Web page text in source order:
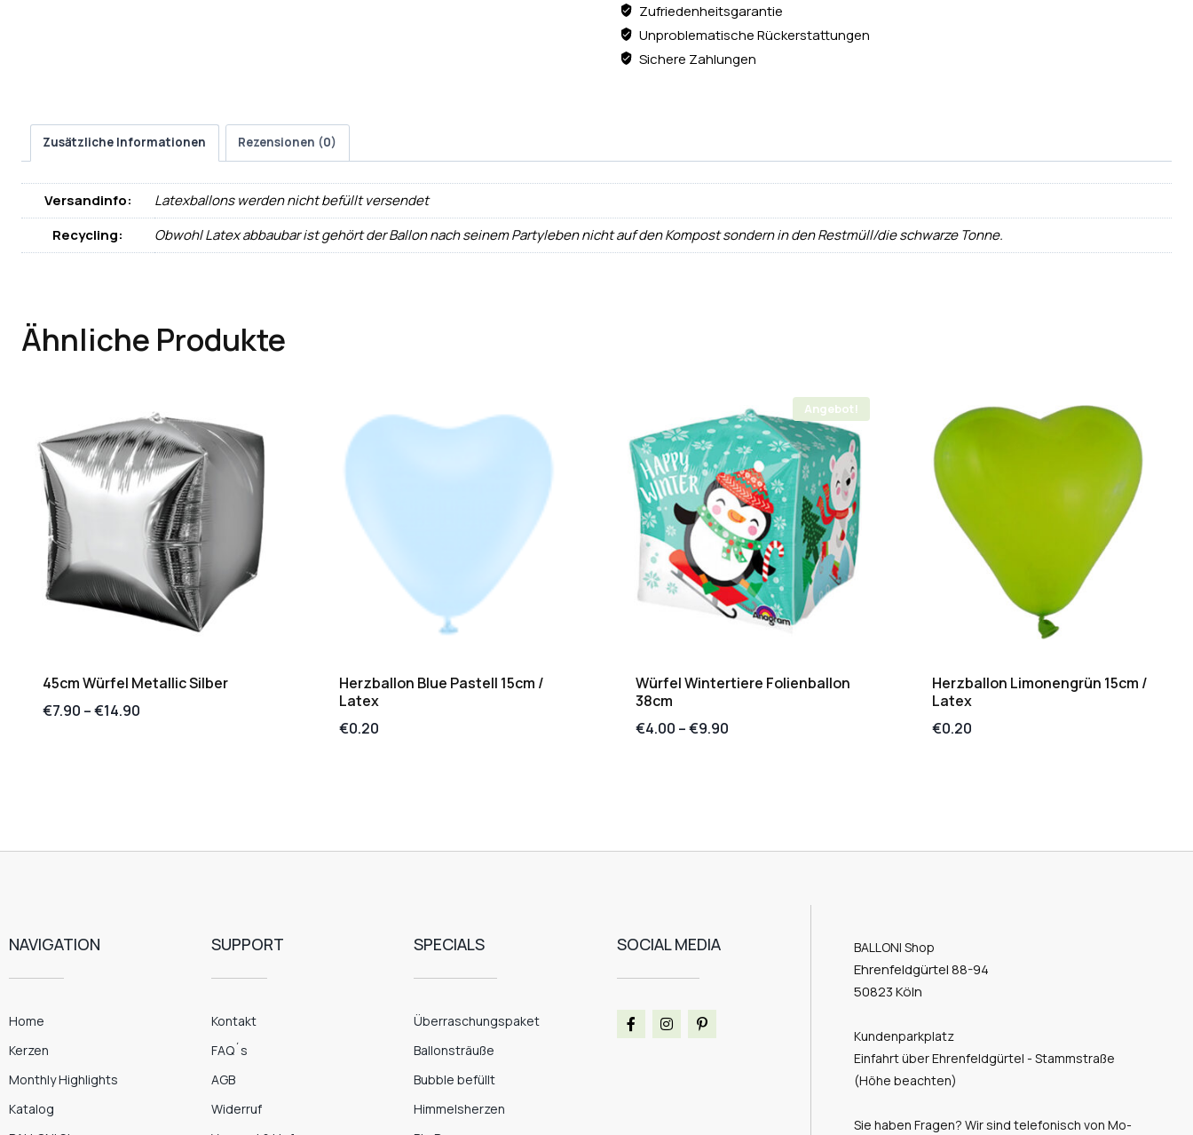
Zufriedenheitsgarantie
Unproblematische Rückerstattungen
Sichere Zahlungen
Zusätzliche Informationen Rezensionen (0)
Versandinfo:
Latexballons werden nicht befüllt versendet
Recycling:
Obwohl Latex abbaubar ist gehört der Ballon nach seinem Partyleben nicht auf den Kompost sondern in den Restmüll/die schwarze Tonne.
Ähnliche Produkte
45cm Würfel Metallic Silber
€7.90 –€14.90
Herzballon Blue Pastell 15cm /
Latex
€0.20
Angebot!
Würfel Wintertiere Folienballon
38cm
€4.00 –€9.90
Herzballon Limonengrün 15cm /
Latex
€0.20
NAVIGATION
Home
Kerzen
Monthly Highlights
Katalog
SUPPORT
Kontakt
FAQ´s
AGB
Widerruf
SPECIALS
Überraschungspaket
Ballonsträuße
Bubble befüllt
Himmelsherzen
SOCIAL MEDIA BALLONI Shop
Ehrenfeldgürtel 88-94
50823 Köln
Kundenparkplatz
Einfahrt über Ehrenfeldgürtel - Stammstraße
(Höhe beachten)
Sie haben Fragen? Wir sind telefonisch von Mo-